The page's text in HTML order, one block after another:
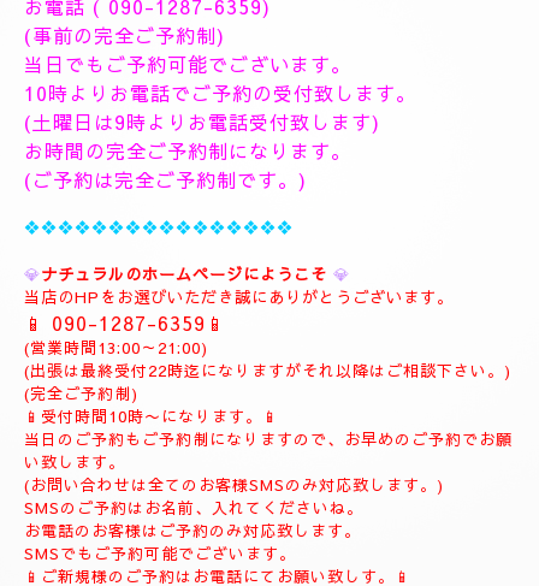
💎ご予約制💎
お電話 ( 090-1287-6359
(事前の完全ご予約制)
当日でもご予約可能でございます。
10時よりお電話でご予約の受付致します。
(土曜日は9時よりお電話受付致します)
お時間の完全ご予約制になります。
(ご予約は完全ご予約制です。)
❖❖❖❖❖❖❖❖❖❖❖❖❖❖❖❖